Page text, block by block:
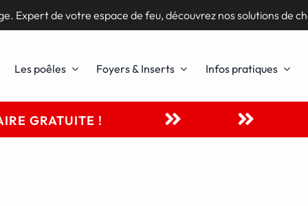
Expert de votre espace de feu, découvrez nos solutions de
Les poêles Foyers & Inserts Infos pratiques
GRATUITE !